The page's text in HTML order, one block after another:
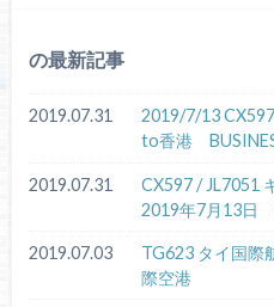
の最新記事
2019.07.31
2019/7/13
to香港
2019.07.31
CX597 / JL7051
2019年7月13日
2019.07.03
TG623 タイ国
際空港